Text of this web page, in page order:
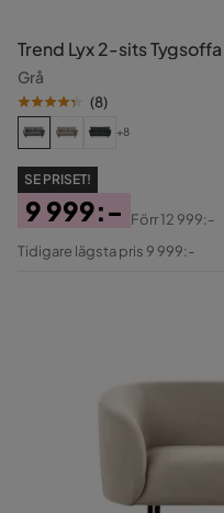
Trend Lyx 2-sits Tygsoffa
Grå
(8)
+8
SE PRISET!
Pris
9 999:-
Original
Förr12 999:-
Tidigare lägsta pris 9 999:-